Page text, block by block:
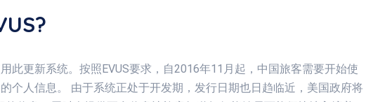
此更新系统。按照EVUS要求，自2016年11月起，中国旅客需要开始使
个人信息。 由于系统正处于开发期，发行日期也日趋临近，美国政府将